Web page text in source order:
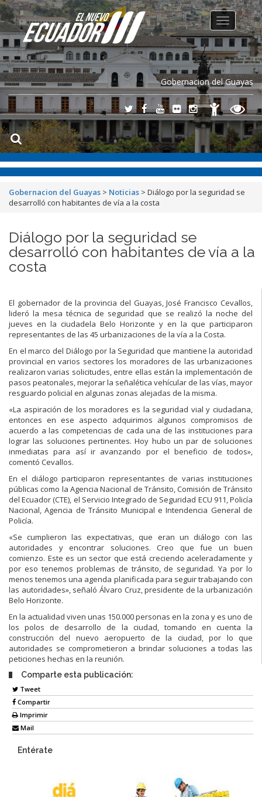
Gobernacion del Guayas
Toggle
navigation
Gobernacion del Guayas > Noticias > Diálogo por la seguridad se
desarrolló con habitantes de vía a la costa
Diálogo por la seguridad se
desarrolló con habitantes de vía a la
costa
El gobernador de la provincia del Guayas, José Francisco Cevallos,
lideró la mesa técnica de seguridad que se realizó la noche del
jueves en la ciudadela Belo Horizonte y en la que participaron
representantes de las 45 urbanizaciones de la vía a la Costa.
En el marco del Diálogo por la Seguridad que mantiene la autoridad
provincial en varios sectores los moradores de las urbanizaciones
realizaron varias solicitudes, entre ellas están la implementación de
pasos peatonales, mejorar la señalética vehícular de las vías, mayor
resguardo policial en algunas zonas alejadas de la misma.
«La aspiración de los moradores es la seguridad vial y ciudadana,
entonces en ese aspecto adquirimos algunos compromisos de
acuerdo a las competencias de cada una de las instituciones para
lograr las soluciones pertinentes. Hoy hubo un par de soluciones
inmediatas para así ir avanzando por el beneficio de todos»,
comentó Cevallos.
En el diálogo participaron representantes de varias instituciones
públicas como la Agencia Nacional de Tránsito, Comisión de Tránsito
del Ecuador (CTE), el Servicio Integrado de Seguridad ECU 911, Policía
Nacional, Agencia de Tránsito Municipal e Intendencia General de
Policía.
«Se cumplieron las expectativas, que eran un diálogo con las
autoridades y encontrar soluciones. Creo que fue un buen
comienzo. Este es un sector que está creciendo aceleradamente y
por eso tenemos problemas de tránsito, de seguridad. Ya por lo
menos tenemos una agenda planificada para seguir trabajando con
las autoridades», señaló Álvaro Cruz, presidente de la urbanización
Belo Horizonte.
En la actualidad viven unas 150.000 personas en la zona y es uno de
los polos de desarrollo de la ciudad, tomando en cuenta la
construcción del nuevo aeropuerto de la ciudad, por lo que
autoridades se comprometieron a brindar soluciones a todas las
peticiones hechas en la reunión.
Comparte esta publicación:
Tweet
Compartir
Imprimir
Mail
Entérate